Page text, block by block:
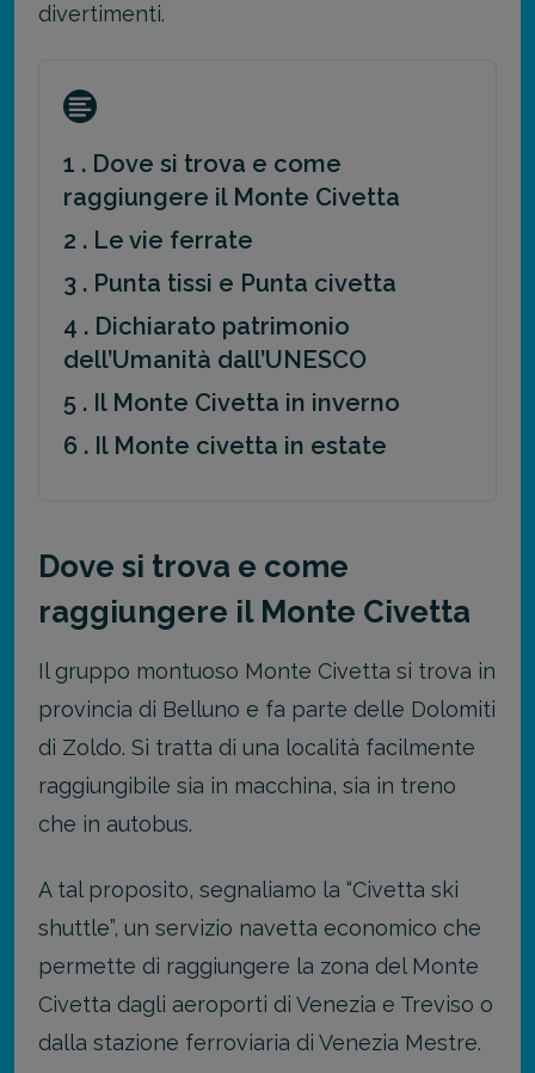
divertimenti.
1 . Dove si trova e come
raggiungere il Monte Civetta
2 . Le vie ferrate
3 . Punta tissi e Punta civetta
4 . Dichiarato patrimonio
dell’Umanità dall’UNESCO
5 . Il Monte Civetta in inverno
6 . Il Monte civetta in estate
Dove si trova e come
raggiungere il Monte Civetta
Il gruppo montuoso Monte Civetta si trova in
provincia di Belluno e fa parte delle Dolomiti
di Zoldo. Si tratta di una località facilmente
raggiungibile sia in macchina, sia in treno
che in autobus.
A tal proposito, segnaliamo la “Civetta ski
shuttle”, un servizio navetta economico che
permette di raggiungere la zona del Monte
Civetta dagli aeroporti di Venezia e Treviso o
dalla stazione ferroviaria di Venezia Mestre.